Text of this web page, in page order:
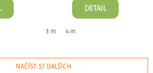
DETAIL
3 m 4 m
NAČÍST 17 DALŠÍCH